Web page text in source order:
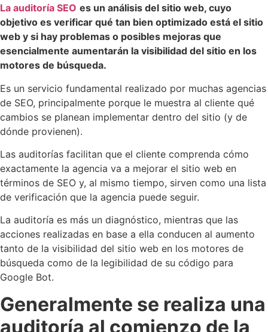
La auditoría SEO es un análisis del sitio web, cuyo
objetivo es verificar qué tan bien optimizado está el sitio
web y si hay problemas o posibles mejoras que
esencialmente aumentarán la visibilidad del sitio en los
motores de búsqueda.
Es un servicio fundamental realizado por muchas agencias
de SEO, principalmente porque le muestra al cliente qué
cambios se planean implementar dentro del sitio (y de
dónde provienen).
Las auditorías facilitan que el cliente comprenda cómo
exactamente la agencia va a mejorar el sitio web en
términos de SEO y, al mismo tiempo, sirven como una lista
de verificación que la agencia puede seguir.
La auditoría es más un diagnóstico, mientras que las
acciones realizadas en base a ella conducen al aumento
tanto de la visibilidad del sitio web en los motores de
búsqueda como de la legibilidad de su código para
Google Bot.
Generalmente se realiza una
auditoría al comienzo de la